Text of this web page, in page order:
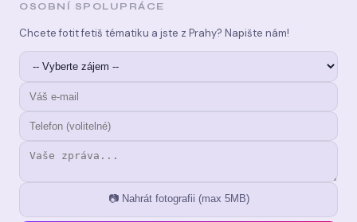
OSOBNÍ SPOLUPRÁCE
Chcete fotit fetiš tématiku a jste z Prahy? Napište nám!
📷 Nahrát fotografii (max 5MB)